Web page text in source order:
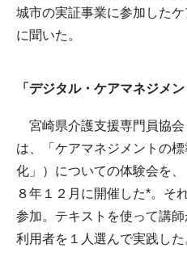
城市の実証事業に参加した
に聞いた。
「デジタル・ケアマネジメ
宮崎県介護支援専門員協
は、「ケアマネジメントの
化」）についての体験会を
８年１２月に開催した*。そ
参加。テキストを使って講
利用者を１人選んで実践した